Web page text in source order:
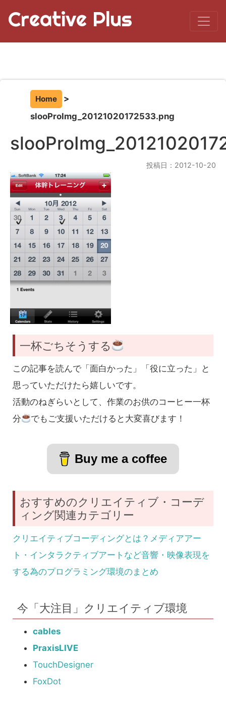
Creative Plus
Home
slooProImg_20121020172533.png
投稿日：2012-10-20
一杯ごちそうする
この記事を読んで「面白かった」「役に立った」と
思っていただけたら嬉しいです。
活動のねぎらいとして、作業のお供のコーヒー一杯
分
でもご支援いただけると大変喜びます！
Buy me a coffee
おすすめのクリエイティブ・コーデ
ィング関連カテゴリー
クリエイティブコーディングとは？メディアアー
ト・インタラクティブアートなど音響・映像表現を
する為のプログラミング環境のまとめ
今「大注目」クリエイティブ環境
cables
PraxisLIVE
TouchDesigner
FoxDot